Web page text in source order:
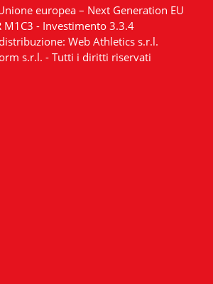
europea – Next Generation EU
M1C3 - Investimento 3.3.4
Web Athletics s.r.l.
s.r.l. - Tutti i diritti riservati